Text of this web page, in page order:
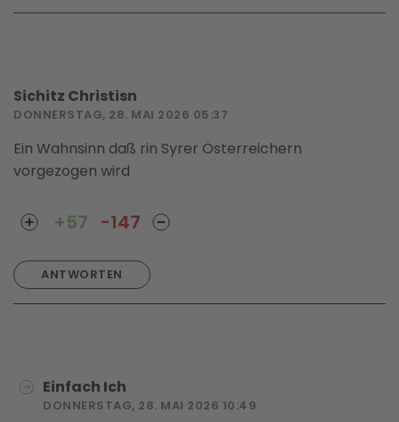
Sichitz Christisn
DONNERSTAG, 28. MAI 2026 05:37
Ein Wahnsinn daß rin Syrer Österreichern
vorgezogen wird
ANTWORTEN
+57 -147
Einfach Ich
DONNERSTAG, 28. MAI 2026 10:49